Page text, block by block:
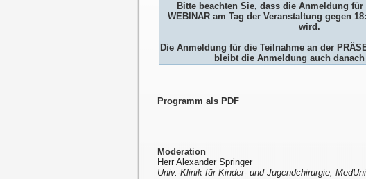
Bitte beachten Sie, dass die Anmeldung für
WEBINAR am Tag der Veranstaltung gegen
wird.
Die Anmeldung für die Teilnahme an der
bleibt die Anmeldung auch
Programm als PDF
Moderation
Herr Alexander Springer
Univ.-Klinik für Kinder- und Jugendchirurgie,